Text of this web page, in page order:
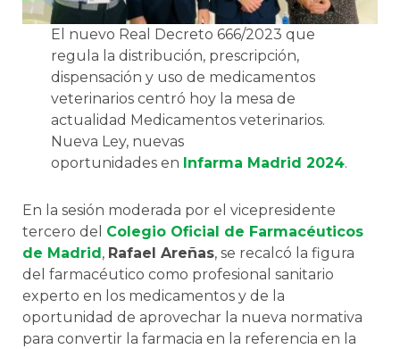
El nuevo Real Decreto 666/2023 que
regula la distribución, prescripción,
dispensación y uso de medicamentos
veterinarios centró hoy la mesa de
actualidad Medicamentos veterinarios.
Nueva Ley, nuevas
oportunidades en Infarma Madrid 2024.
En la sesión moderada por el vicepresidente
tercero del Colegio Oficial de Farmacéuticos
de Madrid , Rafael Areñas, se recalcó la figura
del farmacéutico como profesional sanitario
experto en los medicamentos y de la
oportunidad de aprovechar la nueva normativa
para convertir la farmacia en la referencia en la